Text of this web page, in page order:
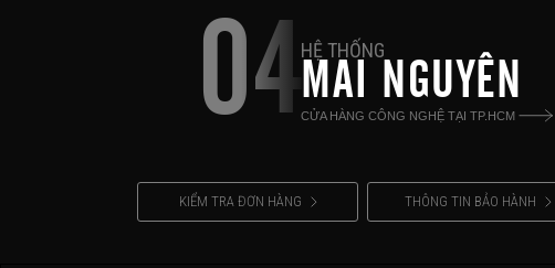
04HỆ THỐNG
MAI NGUYÊN
CỬA HÀNG CÔNG NGHỆ TẠI TP.HCM
KIỂM TRA ĐƠN HÀNG THÔNG TIN BẢO HÀNH